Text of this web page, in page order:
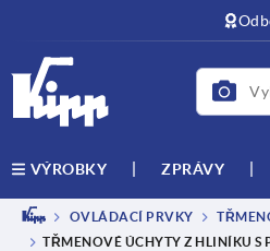
VÝROBKY ZPRÁVY
OVLÁDACÍ PRVKY
TŘMENOVÉ ÚCHYTY Z HLINÍKU